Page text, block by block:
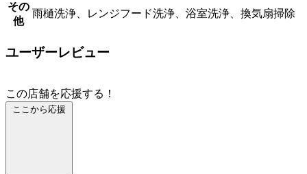
その
他
雨樋洗浄、レンジフード洗浄、浴室洗浄、換気扇掃除
ユーザーレビュー
この店舗を応援する！
ここから応援